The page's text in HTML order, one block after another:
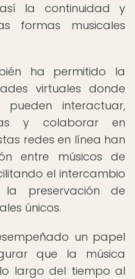
así la continuidad y
formas musicales
ha permitido la
virtuales donde
pueden interactuar,
y colaborar en
redes en línea han
entre músicos de
el intercambio
preservación de
únicos.
un papel
que la música
largo del tiempo al